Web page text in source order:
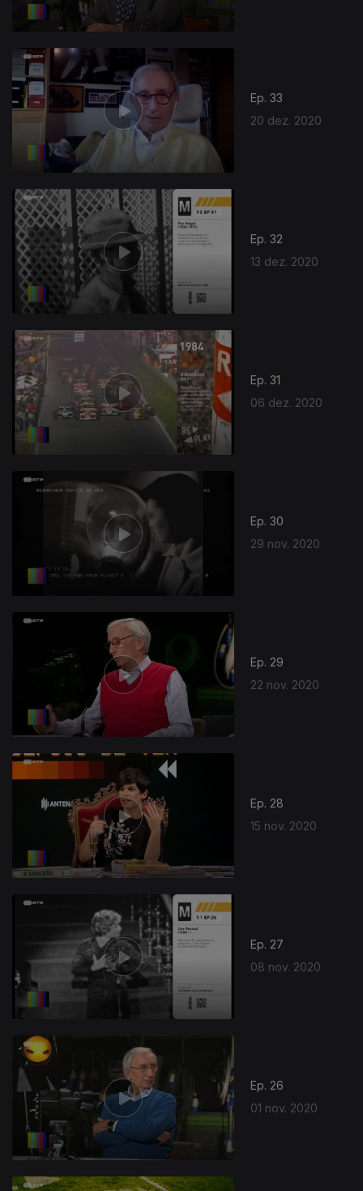
Ep. 33
20 dez. 2020
Ep. 32
13 dez. 2020
Ep. 31
06 dez. 2020
Ep. 30
29 nov. 2020
Ep. 29
22 nov. 2020
Ep. 28
15 nov. 2020
Ep. 27
08 nov. 2020
Ep. 26
01 nov. 2020